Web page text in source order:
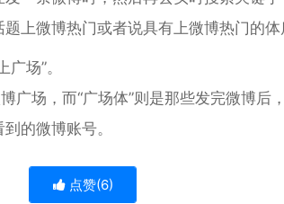
上微博热门或者说具有上微博热门的体
场”。
广场，而“广场体”则是那些发完微博后
的微博账号。
点赞(6)